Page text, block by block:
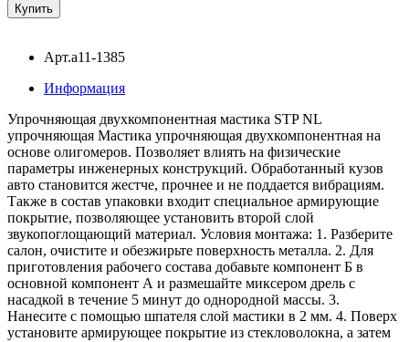
Арт.a11-1385
Информация
Упрочняющая двухкомпонентная мастика STP NL
упрочняющая Мастика упрочняющая двухкомпонентная на
основе олигомеров. Позволяет влиять на физические
параметры инженерных конструкций. Обработанный кузов
авто становится жестче, прочнее и не поддается вибрациям.
Также в состав упаковки входит специальное армирующие
покрытие, позволяющее установить второй слой
звукопоглощающий материал. Условия монтажа: 1. Разберите
салон, очистите и обезжирьте поверхность металла. 2. Для
приготовления рабочего состава добавьте компонент Б в
основной компонент А и размешайте миксером дрель с
насадкой в течение 5 минут до однородной массы. 3.
Нанесите с помощью шпателя слой мастики в 2 мм. 4. Поверх
установите армирующее покрытие из стекловолокна, а затем